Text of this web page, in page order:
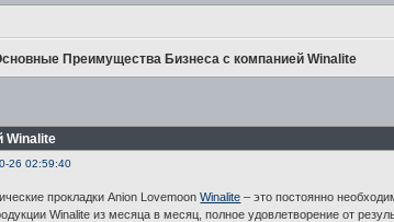
Преимущества Бизнеса с компанией Winalite
Winalite
26 02:59:40
прокладки Anion LovemoonWinalite – это постоянно
Winalite из месяца в месяц, полное удовлетворение от